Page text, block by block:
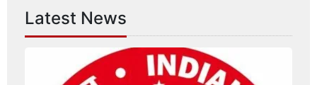
Latest News